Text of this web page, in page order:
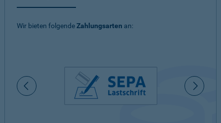
Wir bieten folgendeZahlungsarten an: